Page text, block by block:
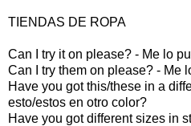
TIENDAS DE ROPA
Can I try it on please? - Me lo
Can I try them on please? - Me
Have you got this/these in a
esto/estos en otro color?
Have you got different sizes in